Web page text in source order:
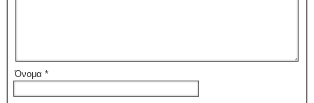
Όνομα *